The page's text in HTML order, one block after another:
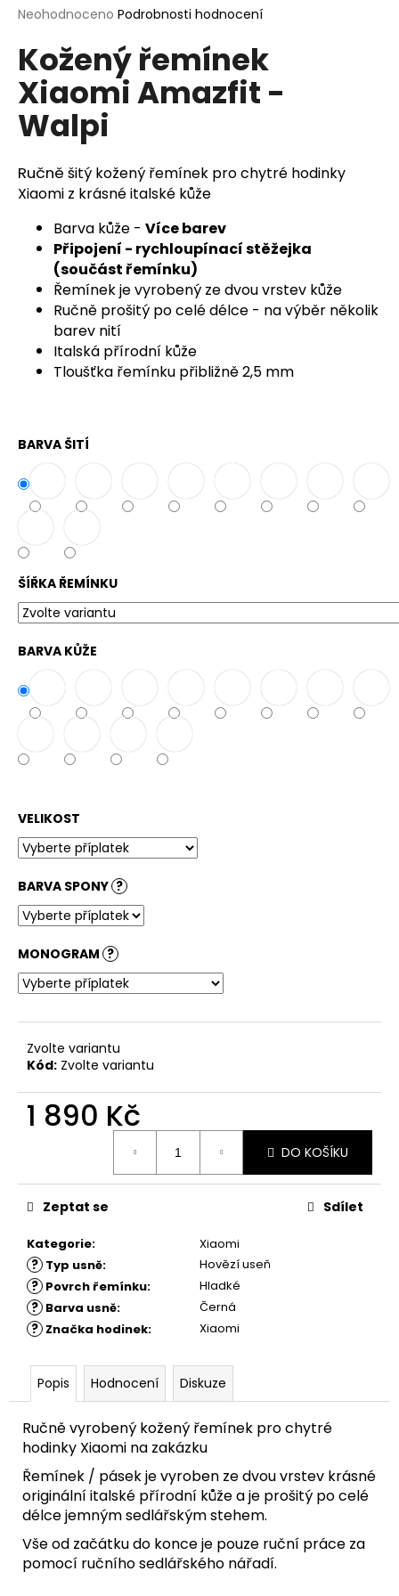
Průměrné
produktu
je
0,0
z
5
hvězdiček.
Neohodnoceno Podrobnosti hodnocení
Kožený řemínek
Xiaomi Amazfit -
Walpi
Ručně šitý kožený řemínek pro chytré hodinky
Xiaomi z krásné italské kůže
Barva kůže - Více barev
Připojení - rychloupínací stěžejka
(součást řemínku)
Řemínek je vyrobený ze dvou vrstev kůže
Ručně prošitý po celé délce - na výběr několik
barev nití
Italská přírodní kůže
Tloušťka řemínku přibližně 2,5 mm
BARVA ŠITÍ
ŠÍŘKA ŘEMÍNKU
BARVA KŮŽE
VELIKOST
BARVA SPONY ?
MONOGRAM ?
Zvolte variantu
Kód: Zvolte variantu
1 890 Kč
DO KOŠÍKU
Kategorie: Xiaomi
? Typ usně: Hovězí useň
? Povrch řemínku: Hladké
? Barva usně: Černá
? Značka hodinek: Xiaomi
Zeptat se Sdílet
Popis Hodnocení Diskuze
Ručně vyrobený kožený řemínek pro chytré
hodinky Xiaomi na zakázku
Řemínek / pásek je vyroben ze dvou vrstev krásné
originální italské přírodní kůže a je prošitý po celé
délce jemným sedlářským stehem.
Vše od začátku do konce je pouze ruční práce za
pomocí ručního sedlářského nářadí.
a
j
í
t
?
j
m